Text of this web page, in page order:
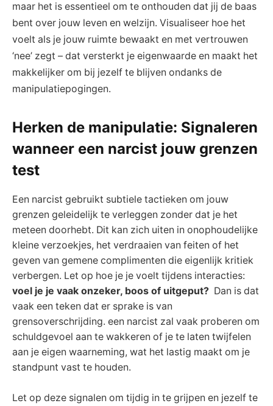
maar ⁢het ⁣is essentieel om te⁣ onthouden dat jij de baas
⁣bent over jouw leven en welzijn. Visualiseer hoe het
voelt ⁢als je jouw ruimte bewaakt en met vertrouwen
‘nee’ zegt – dat versterkt​ je eigenwaarde en⁤ maakt⁢ het
makkelijker om bij jezelf te blijven ⁢ondanks de
manipulatiepogingen.
Herken⁢ de ⁢manipulatie: ‍Signaleren
wanneer een narcist jouw grenzen
test
Een narcist gebruikt subtiele tactieken⁢ om jouw⁤
grenzen geleidelijk‌ te⁣ verleggen ‍zonder dat je het
⁤meteen doorhebt. Dit⁤ kan zich‍ uiten in onophoudelijke
kleine verzoekjes, het verdraaien van feiten of het
geven van gemene complimenten⁤ die‍ eigenlijk ‌kritiek
verbergen.⁣ Let op hoe je je voelt tijdens interacties:
voel je je vaak onzeker,⁤ boos of⁢ uitgeput? ⁤ Dan‍ is dat
vaak een teken dat⁣ er sprake is van
‌grensoverschrijding. een narcist zal vaak proberen om⁣
schuldgevoel aan​ te ⁣wakkeren ⁤of je te laten ‍twijfelen
aan je eigen waarneming, wat het lastig maakt om ‍je
⁣standpunt vast‍ te houden.
Let op​ deze signalen om tijdig ⁢in te‍ grijpen en jezelf⁤ te